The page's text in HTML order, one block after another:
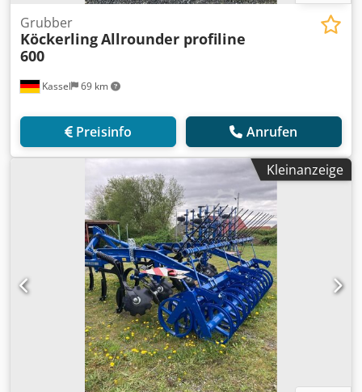
Kassel 69 km
Grubber
KöckerlingAllrounder profiline
600
Preisinfo Anrufen
Kleinanzeige